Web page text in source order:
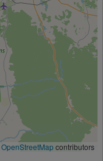
OpenStreetMapcontributors